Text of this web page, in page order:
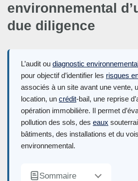
environnemental
due diligence
L’audit ou diagnostic
pour objectif d’identifier les risques
associés à un site avant une vente,
location, un crédit-bail, une reprise
opération immobilière. Il permet
pollution des sols, des eaux
bâtiments, des installations et du
environnemental.
Sommaire